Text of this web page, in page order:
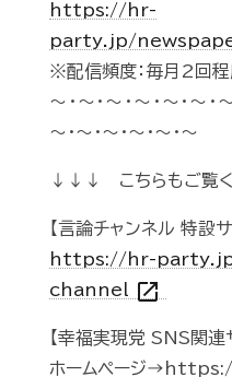
https://hr-
party.jp/
※配信頻度：毎月2回
～・～・～・～・～・～・
～・～・～・～・～・～
↓↓↓ こちらもご覧
【言論チャンネル 特設サ
https://hr-
channel open_in_new
【幸福実現党 SNS関連サ
ホームページ